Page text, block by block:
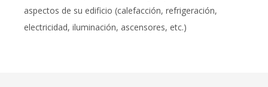
aspectos de su edificio (calefacción, refrigeración,
electricidad, iluminación, ascensores, etc.)